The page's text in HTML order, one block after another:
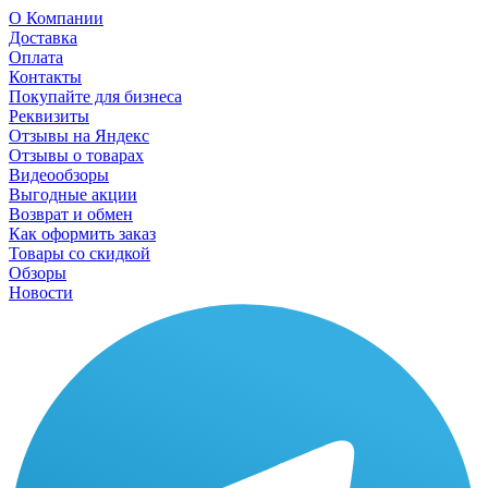
О Компании
Доставка
Оплата
Контакты
Покупайте для бизнеса
Реквизиты
Отзывы на Яндекс
Отзывы о товарах
Видеообзоры
Выгодные акции
Возврат и обмен
Как оформить заказ
Товары со скидкой
Обзоры
Новости